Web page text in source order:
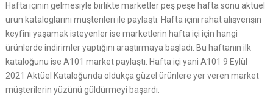
Hafta içinin gelmesiyle birlikte marketler peş peşe hafta sonu aktüel
ürün kataloglarını müşterileri ile paylaştı. Hafta içini rahat alışverişin
keyfini yaşamak isteyenler ise marketlerin hafta içi için hangi
ürünlerde indirimler yaptığını araştırmaya başladı. Bu haftanın ilk
kataloğunu ise A101 market paylaştı. Hafta içi yani A101 9 Eylül
2021 Aktüel Kataloğunda oldukça güzel ürünlere yer veren market
müşterilerin yüzünü güldürmeyi başardı.